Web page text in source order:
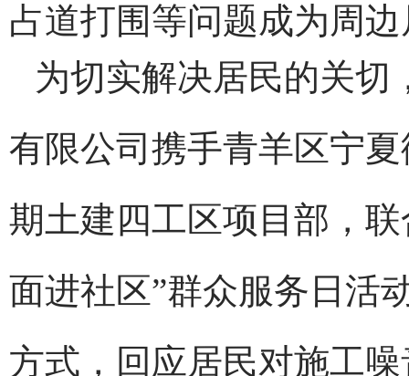
占道打围等问题成为周
为切实解决居民的关切
有限公司携手青羊区宁
期土建四工区项目部，
面进社区”群众服务日活
方式，回应居民对施工